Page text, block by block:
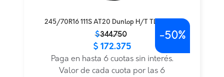
245/70R16 111S AT20 Dunlop H/T TL — THA
$344.750
original
actual
$ 172.375
Paga en hasta 6 cuotas sin interés.
Valor de cada cuota por las 6
-50%